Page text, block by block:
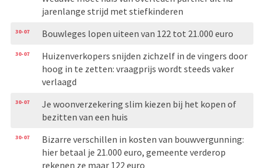
jarenlange strijd met stiefkinderen
30-07 Bouwleges lopen uiteen van 122 tot 21.000 euro
30-07
Huizenverkopers snijden zichzelf in de vingers door
hoog in te zetten: vraagprijs wordt steeds vaker
verlaagd
30-07
Je woonverzekering slim kiezen bij het kopen of
bezitten van een huis
30-07
Bizarre verschillen in kosten van bouwvergunning:
hier betaal je 21.000 euro, gemeente verderop
rekenen ze maar 122 euro